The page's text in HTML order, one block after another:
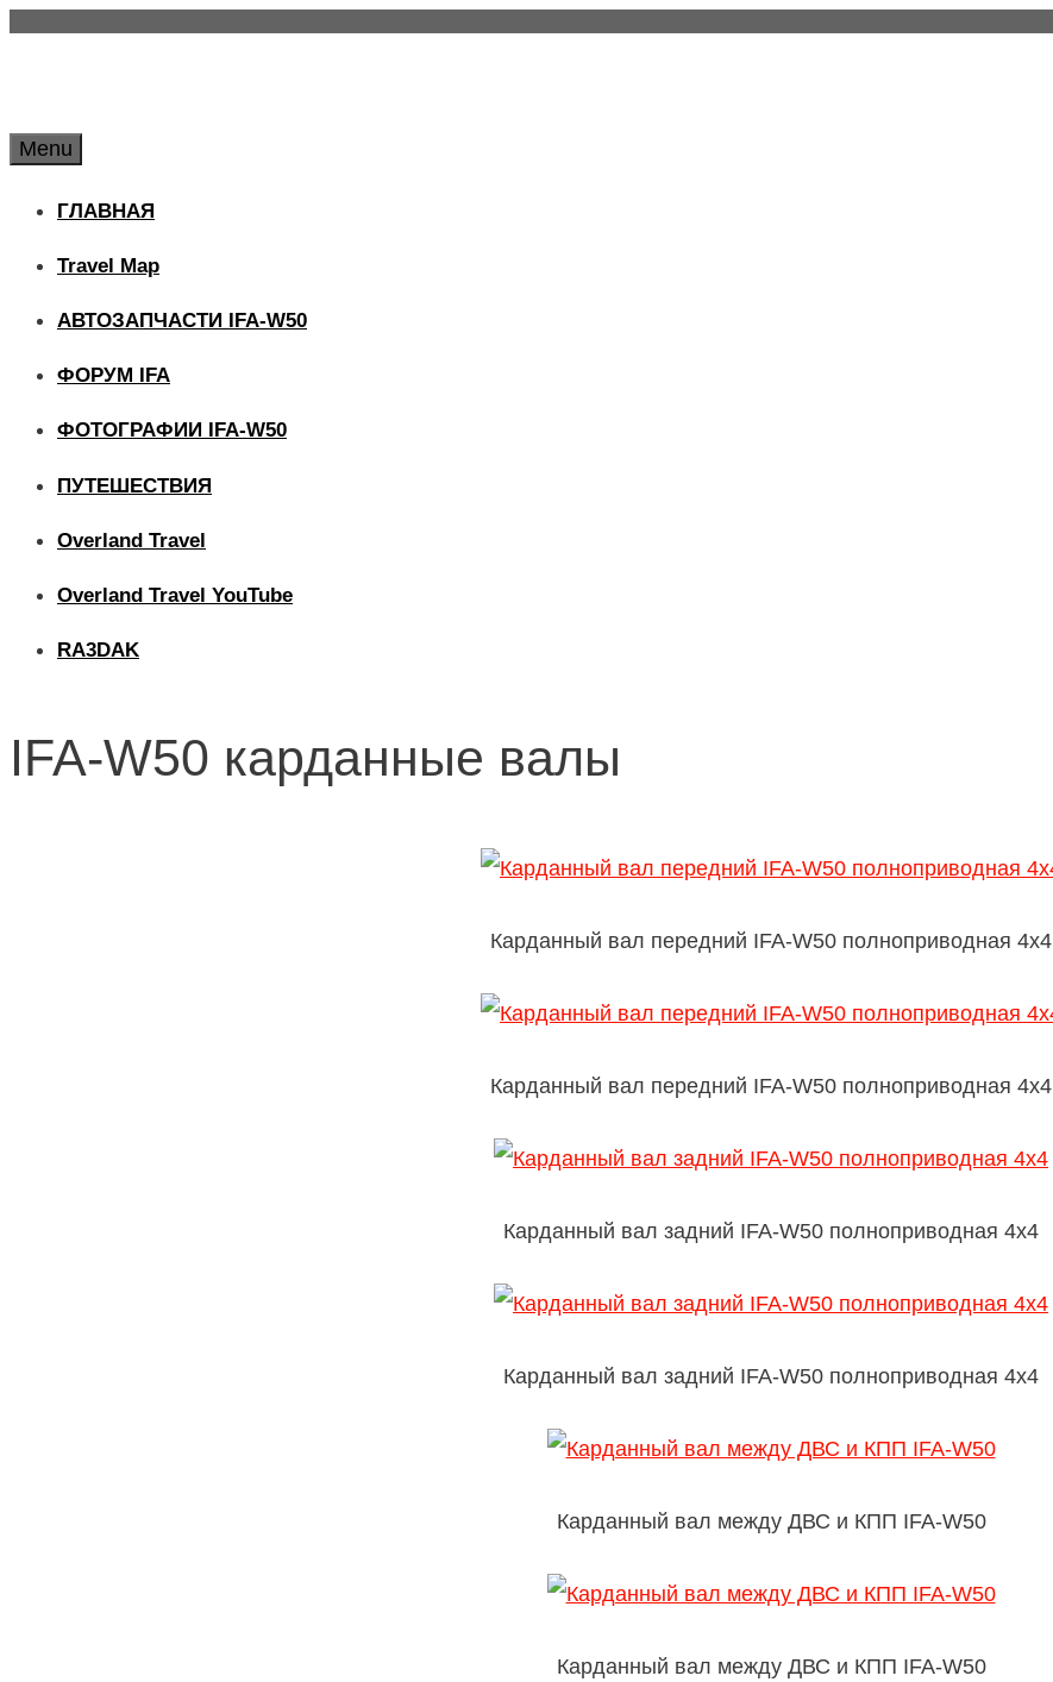
Skip
Menu
ГЛАВНАЯ
Travel Map
АВТОЗАПЧАСТИ IFA-W50
ФОРУМ IFA
ФОТОГРАФИИ IFA-W50
ПУТЕШЕСТВИЯ
Overland Travel
Overland Travel YouTube
RA3DAK
IFA-W50 карданные валы
Карданный вал передний IFA-W50 полноприводная 4х4
Карданный вал передний IFA-W50 полноприводная 4х4
Карданный вал задний IFA-W50 полноприводная 4х4
Карданный вал задний IFA-W50 полноприводная 4х4
Карданный вал между ДВС и КПП IFA-W50
Карданный вал между ДВС и КПП IFA-W50